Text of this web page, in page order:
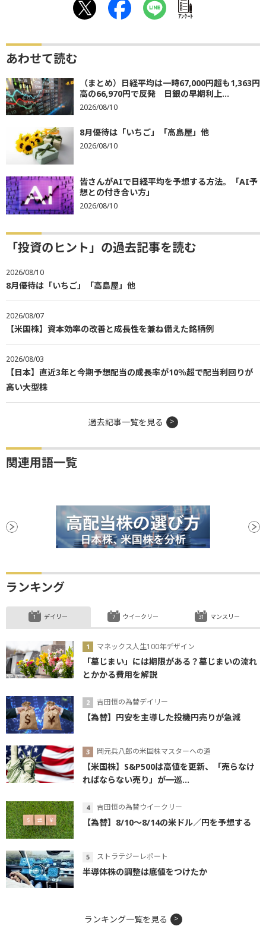
ｱﾝｹｰﾄ
あわせて読む
（まとめ）日経平均は一時67,000円超も1,363円
高の66,970円で反発 日銀の早期利上...
2026/08/10
8月優待は「いちご」「高島屋」他
2026/08/10
皆さんがAIで日経平均を予想する方法。「AI予
想との付き合い方」
2026/08/10
「投資のヒント」の過去記事を読む
2026/08/10
8月優待は「いちご」「高島屋」他
2026/08/07
【米国株】資本効率の改善と成長性を兼ね備えた銘柄例
2026/08/03
【日本】直近3年と今期予想配当の成長率が10％超で配当利回りが
高い大型株
過去記事一覧を見る
関連用語一覧
ランキング
デイリー
マネックス人生100年デザイン
「墓じまい」には期限がある？墓じまいの流れ
とかかる費用を解説
吉田恒の為替デイリー
【為替】円安を主導した投機円売りが急減
岡元兵八郎の米国株マスターへの道
【米国株】S&P500は高値を更新、「売らなけ
ればならない売り」が一巡...
吉田恒の為替ウイークリー
【為替】8/10～8/14の米ドル／円を予想する
ストラテジーレポート
半導体株の調整は底値をつけたか
ウイークリー マンスリー
ランキング一覧を見る